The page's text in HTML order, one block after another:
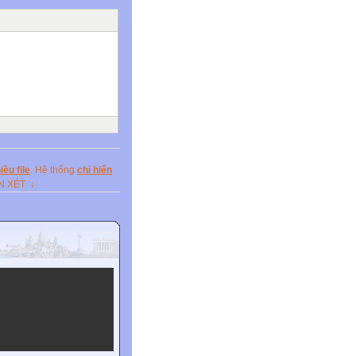
My friends and
file . Hệ thống chỉ hiển
XÉT ↓